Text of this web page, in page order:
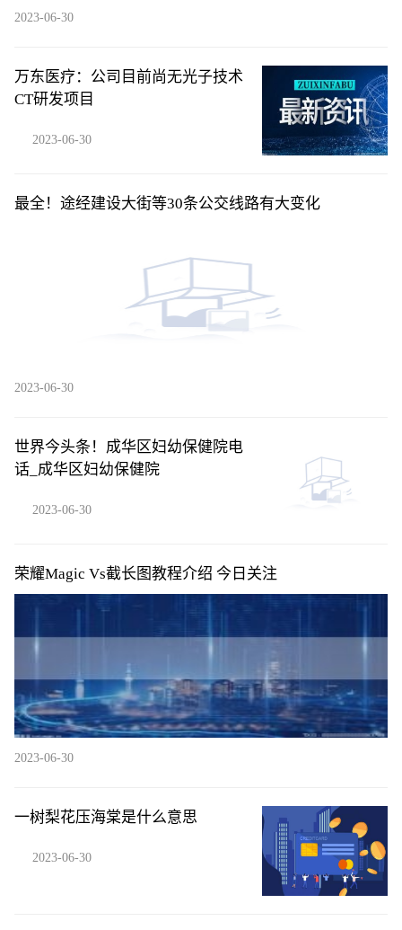
2023-06-30
万东医疗：公司目前尚无光子技术
CT研发项目
2023-06-30
最全！途经建设大街等30条公交线路有大变化
2023-06-30
世界今头条！成华区妇幼保健院电
话_成华区妇幼保健院
2023-06-30
荣耀Magic Vs截长图教程介绍 今日关注
2023-06-30
一树梨花压海棠是什么意思
2023-06-30